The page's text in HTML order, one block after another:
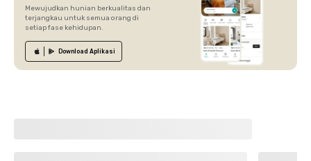
Mewujudkan hunian berkualitas dan
terjangkau untuk semua orang di
setiap fase kehidupan.
Download Aplikasi